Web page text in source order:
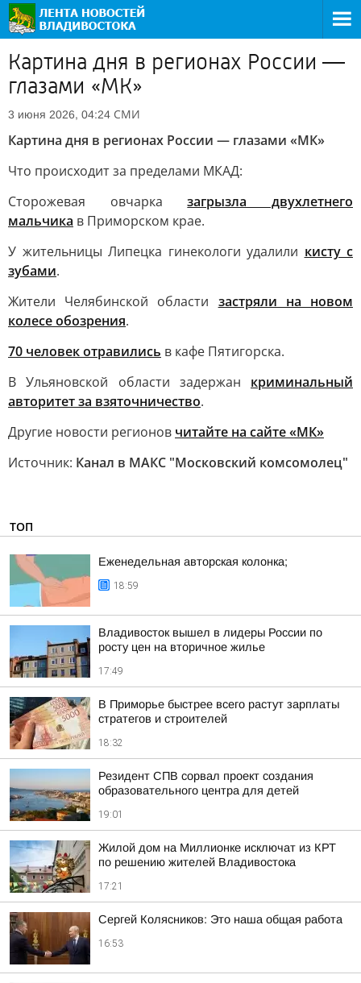
Картина дня в регионах России —
глазами «МК»
3 июня 2026, 04:24 СМИ
Картина дня в регионах России — глазами «МК»
Что происходит за пределами МКАД:
Сторожевая овчарказагрызла двухлетнего
мальчика в Приморском крае.
У жительницы Липецка гинекологи удалили кисту с
зубами.
Жители Челябинской области застряли на новом
колесе обозрения.
70 человек отравились в кафе Пятигорска.
В Ульяновской области задержан криминальный
авторитет за взяточничество.
Другие новости регионов читайте на сайте «МК»
Источник: Канал в МАКС "Московский комсомолец"
ТОП
Еженедельная авторская колонка;
18:59
Владивосток вышел в лидеры России по
росту цен на вторичное жилье
17:49
В Приморье быстрее всего растут зарплаты
стратегов и строителей
18:32
Резидент СПВ сорвал проект создания
образовательного центра для детей
19:01
Жилой дом на Миллионке исключат из КРТ
по решению жителей Владивостока
17:21
Сергей Колясников: Это наша общая работа
16:53